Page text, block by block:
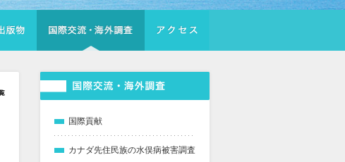
国際貢献
カナダ先住民族の水俣病被害調査